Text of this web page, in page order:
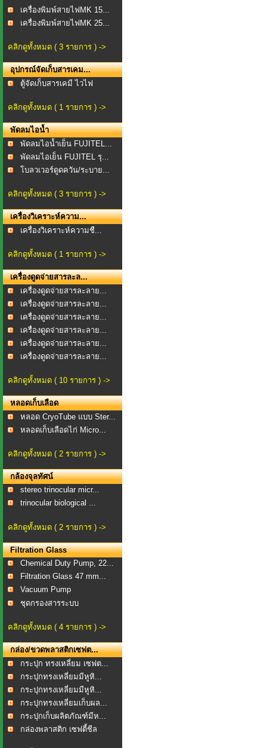
เครื่องพิมพ์สายไฟMK 15...
เครื่องพิมพ์สายไฟMK 25...
คลิกดูทั้งหมด ( 3 รายการ ) ->
อุปกรณ์จัดเก็บสารเคม...
ตู้จัดเก็บสารเคมี ไวไฟ
คลิกดูทั้งหมด ( 1 รายการ ) ->
พัดลมไอน้ำ
พัดลมไอน้ำเย็น FUJITEL...
พัดลมไอเย็น FUJITEL รุ...
โบลวเวอร์ดูดควัน/ระบาย...
คลิกดูทั้งหมด ( 3 รายการ ) ->
เครื่องวิเคราะห์ความ...
เครื่องวิเคราะห์ความชื...
คลิกดูทั้งหมด ( 1 รายการ ) ->
เครื่องดูดจ่ายสารละล...
เครื่องดูดจ่ายสารละลาย...
เครื่องดูดจ่ายสารละลาย...
เครื่องดูดจ่ายสารละลาย...
เครื่องดูดจ่ายสารละลาย...
เครื่องดูดจ่ายสารละลาย...
เครื่องดูดจ่ายสารละลาย...
คลิกดูทั้งหมด ( 10 รายการ ) ->
หลอดเก็บเลือด
หลอด CryoTube แบบ Ster...
หลอดเก็บเลือดไก่ Micro...
คลิกดูทั้งหมด ( 2 รายการ ) ->
กล้องจุลทัศน์
stereo trinocular micr...
trinocular biological ...
คลิกดูทั้งหมด ( 2 รายการ ) ->
Filtration Glass
Chemical Duty Pump, 22...
Filtration Glass 47 mm...
Vacuum Pump
ชุดกรองสารระบบ
คลิกดูทั้งหมด ( 4 รายการ ) ->
กล่อง/ขวดพลาสติกเซฟต...
กระปุก ทรงเหลี่ยม เซฟต...
กระปุกทรงเหลี่ยมมีหูหิ...
กระปุกทรงเหลี่ยมมีหูหิ...
กระปุกทรงเหลี่ยมเก็บผล...
กระปุกเก็บผลิตภัณฑ์มีห...
กล่องพลาสติก เซฟตี้ชีล